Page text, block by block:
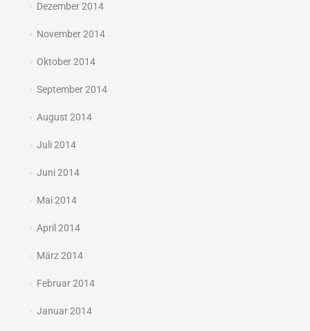
Dezember 2014
November 2014
Oktober 2014
September 2014
August 2014
Juli 2014
Juni 2014
Mai 2014
April 2014
März 2014
Februar 2014
Januar 2014